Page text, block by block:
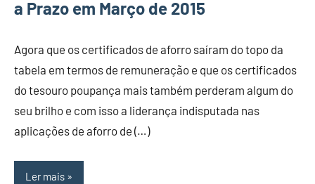
a Prazo em Março de 2015
Agora que os certificados de aforro saíram do topo da
tabela em termos de remuneração e que os certificados
do tesouro poupança mais também perderam algum do
seu brilho e com isso a liderança indisputada nas
aplicações de aforro de (…)
Ler mais